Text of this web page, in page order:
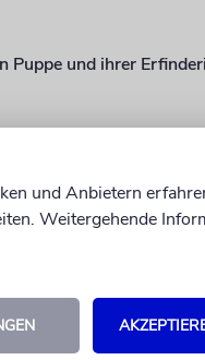
Puppe und ihrer
und Anbietern
Weitergehende